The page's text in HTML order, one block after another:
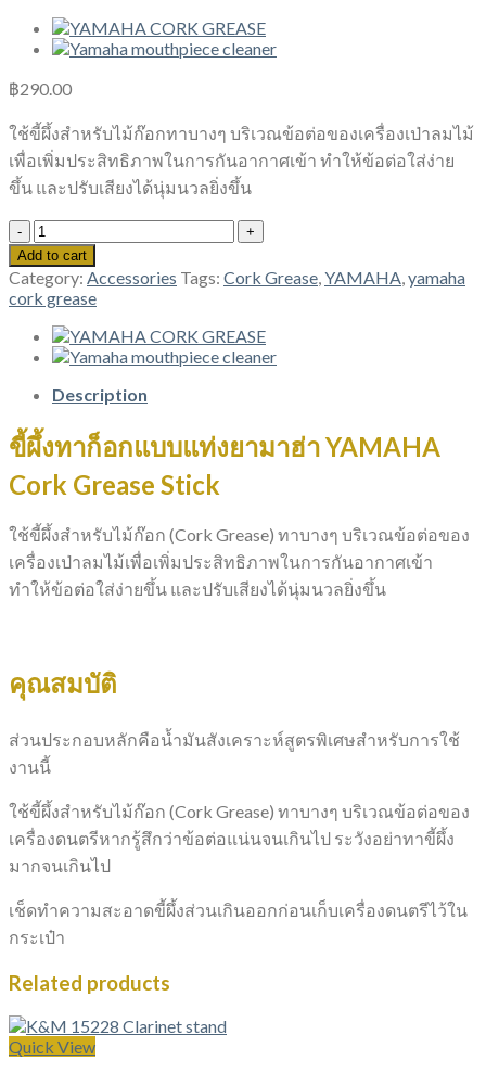
฿290.00
ใช้ขี้ผึ้งสำหรับไม้ก๊อกทาบางๆ บริเวณข้อต่อของเครื่องเป่าลมไม้
เพื่อเพิ่มประสิทธิภาพในการกันอากาศเข้า ทำให้ข้อต่อใส่ง่าย
ขึ้น และปรับเสียงได้นุ่มนวลยิ่งขึ้น
YAMAHA
CORK
GREASE
STICK
quantity
Add to cart
Category: Accessories Tags: Cork Grease,YAMAHA,yamaha
cork grease
Description
ขี้ผึ้งทาก็อกแบบแท่งยามาฮ่าYAMAHA
Cork Grease Stick
ใช้ขี้ผึ้งสำหรับไม้ก๊อก (Cork Grease) ทาบางๆ บริเวณข้อต่อของ
เครื่องเป่าลมไม้เพื่อเพิ่มประสิทธิภาพในการกันอากาศเข้า
ทำให้ข้อต่อใส่ง่ายขึ้น และปรับเสียงได้นุ่มนวลยิ่งขึ้น
คุณสมบัติ
ส่วนประกอบหลักคือน้ำมันสังเคราะห์สูตรพิเศษสำหรับการใช้
งานนี้
ใช้ขี้ผึ้งสำหรับไม้ก๊อก (Cork Grease) ทาบางๆ บริเวณข้อต่อของ
เครื่องดนตรีหากรู้สึกว่าข้อต่อแน่นจนเกินไป ระวังอย่าทาขี้ผึ้ง
มากจนเกินไป
เช็ดทำความสะอาดขี้ผึ้งส่วนเกินออกก่อนเก็บเครื่องดนตรีไว้ใน
กระเป๋า
Related products
Quick View